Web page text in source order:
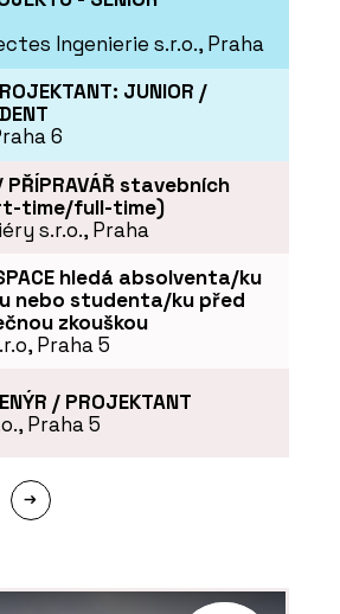
materiálů WISE HABIT -
- ARCHITECT@WORK
Ingenierie s.r.o., Praha
JUNIOR /
6
PŘÍPRAVÁŘ stavebních
time/full-time)
s.r.o., Praha
hledá absolventa/ku
nebo studenta/ku před
zkouškou
Praha 5
/ PROJEKTANT
Praha 5